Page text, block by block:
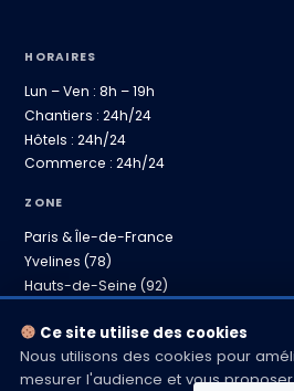
HORAIRES
Lun – Ven : 8h – 19h
Chantiers : 24h/24
Hôtels : 24h/24
Commerce : 24h/24
ZONE
Paris & Île-de-France
Yvelines (78)
Hauts-de-Seine (92)
Ce site utilise des cookies
Nous utilisons des cookies pour
mesurer l'audience et vous